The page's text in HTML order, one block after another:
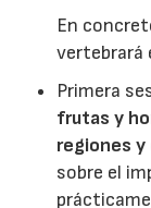
En
vertebrará
Primera
frutas y
regiones
sobre el